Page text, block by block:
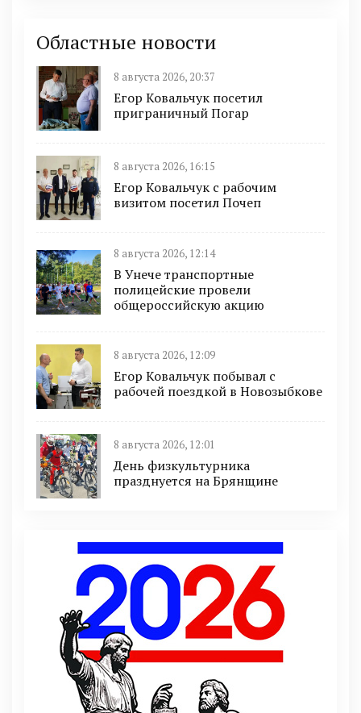
Областные новости
8 августа 2026, 20:37
Егор Ковальчук посетил
приграничный Погар
8 августа 2026, 16:15
Егор Ковальчук с рабочим
визитом посетил Почеп
8 августа 2026, 12:14
В Унече транспортные
полицейские провели
общероссийскую акцию
8 августа 2026, 12:09
Егор Ковальчук побывал с
рабочей поездкой в Новозыбкове
8 августа 2026, 12:01
День физкультурника
празднуется на Брянщине